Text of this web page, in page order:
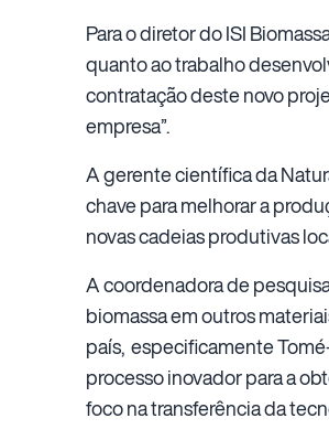
Para o diretor do ISI
quanto ao trabalho
contratação deste novo
empresa”.
A gerente científica da
chave para melhorar a
novas cadeias produtivas
A coordenadora de
biomassa em outros
país, especificamente
processo inovador para a
foco na transferência da